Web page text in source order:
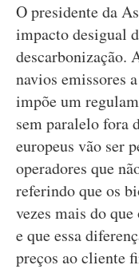
O presidente da
impacto desigual
descarbonização.
navios emissores
impõe um
sem paralelo fora
europeus vão ser
operadores que
referindo que os
vezes mais do
e que essa
preços ao cliente